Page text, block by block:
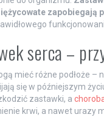
serca –
mieć różne podłoże –
się w późniejszym
zastawki, a
krwi, a nawet urazy